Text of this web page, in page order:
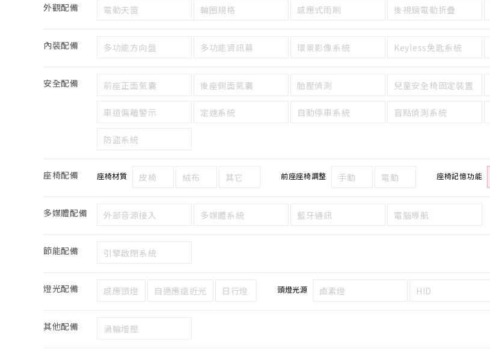
外觀配備 電動天窗 輪圈規格 感應式雨刷 後視鏡電動折疊
內裝配備 多功能方向盤 多功能資訊幕 環景影像系統 Keyless免匙系統
安全配備 前座正面氣囊 後座側面氣囊 胎壓偵測 兒童安全椅固定裝置
車道偏離警示 定速系統 自動停車系統 盲點偵測系統
防盜系統
座椅配備 座椅材質 皮椅 絨布 其它 前座座椅調整 手動 電動 座椅記憶功能
多媒體配備 外部音源接入 多媒體系統 藍牙通訊 電腦導航
節能配備 引擎啟閉系統
燈光配備 感應頭燈 自適應遠近光 日行燈 頭燈光源 鹵素燈 HID
其他配備 渦輪增壓